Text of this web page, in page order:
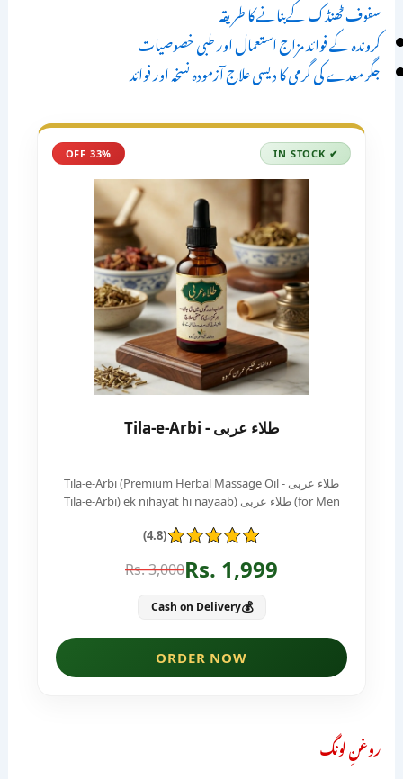
سفوف ٹھنڈک کےبنانے کا طریقہ
کروندہ کے فوائد مزاج استعمال اور طبی خصوصیات
جگر معدے کی گرمی کا دیسی علاج آزمودہ نسخہ اور فوائد
روغنِ لونگ